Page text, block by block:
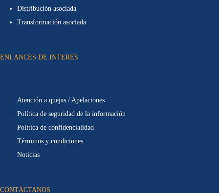
Distribución asociada
Transformación asociada
ENLANCES DE INTERES
Atención a quejas / Apelaciones
Política de seguridad de la información
Política de confidencialidad
Términos y condiciones
Noticias
CONTÁCTANOS